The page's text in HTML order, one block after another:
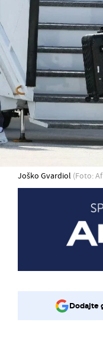
Joško Gvardiol (Foto:
Dodajte